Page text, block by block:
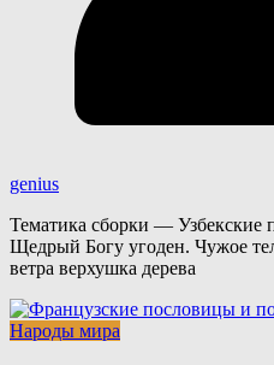
genius
Тематика сборки — Узбекские
Щедрый Богу угоден. Чужое
ветра верхушка дерева
Народы мира